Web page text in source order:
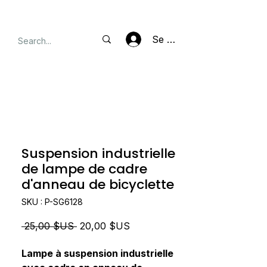
Se connecter
Suspension industrielle
de lampe de cadre
d'anneau de bicyclette
SKU : P-SG6128
25,00 $US Prix
20,00 $US
Lampe à suspension industrielle